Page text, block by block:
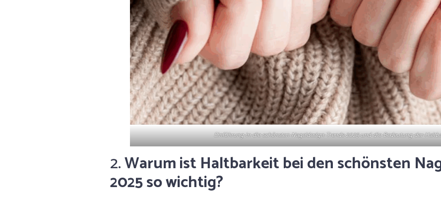
Einführung-in-die-schönsten-Nageldesign-Trends-2025-und-die-Bedeutung-der-
2.Warum ist Haltbarkeit bei den schönsten
2025 so wichtig?